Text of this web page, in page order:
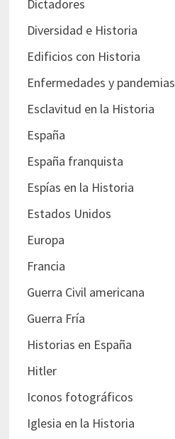
Dictadores
Diversidad e Historia
Edificios con Historia
Enfermedades y pandemias
Esclavitud en la Historia
España
España franquista
Espías en la Historia
Estados Unidos
Europa
Francia
Guerra Civil americana
Guerra Fría
Historias en España
Hitler
Iconos fotográficos
Iglesia en la Historia